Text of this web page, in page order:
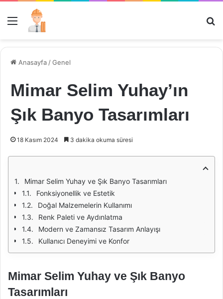
Menü
Anasayfa /Genel
Mimar Selim Yuhay’ın
Şık Banyo Tasarımları
18 Kasım 2024 3 dakika okuma süresi
Mimar Selim Yuhay ve Şık Banyo Tasarımları
Fonksiyonellik ve Estetik
Doğal Malzemelerin Kullanımı
Renk Paleti ve Aydınlatma
Modern ve Zamansız Tasarım Anlayışı
Kullanıcı Deneyimi ve Konfor
Mimar Selim Yuhay ve Şık Banyo
Tasarımları